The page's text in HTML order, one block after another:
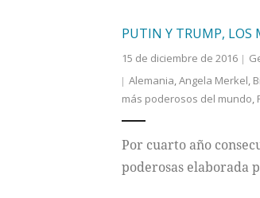
PUTIN Y TRUMP, LOS
15 de diciembre de 2016
Alemania,Angela Merkel,
más poderosos del mundo,
Por cuarto año
poderosas elaborada